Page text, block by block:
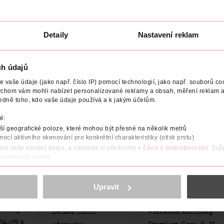
Detaily Nastavení reklam
údajů
vaše údaje (jako např. číslo IP) pomocí technologií, jako např. souborů
vám mohli nabízet personalizované reklamy a obsah, měření reklam
toho, kdo vaše údaje používá a k jakým účelům.
geografické poloze, které mohou být přesné na několik metrů
aktivního skenování pro konkrétní charakteristiky (otisk prstu)
vaše osobní údaje, a nastavte si předvolby v části s podrobnostmi .
cookie.
a reklam, funkcí sociálních médií, analýze návštěvnosti, které
osobních údajů.
<
Upravit
Care,
Value
379 Kč
Plenkové kalhotky
Premium Care, 9–15
Pampers 38 ks
DO KOŠÍKU
Obj. č.: 906630
Dětské čisticí
ubrousky Harmonie
Pampers 48
DO KOŠÍKU
Dětské čisticí
Plenkové kalhotky